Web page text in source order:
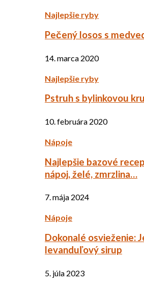
Najlepšie ryby
Pečený losos s
14. marca 2020
Najlepšie ryby
Pstruh s bylinkovou
10. februára 2020
Nápoje
Najlepšie bazové
nápoj, želé, zmrzlina…
7. mája 2024
Nápoje
Dokonalé osvieženie:
levanduľový sirup
5. júla 2023